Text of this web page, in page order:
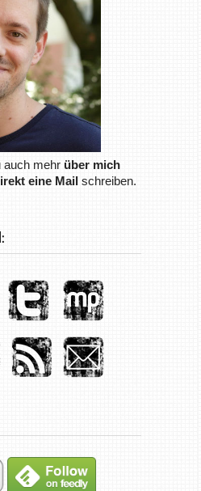
auch mehr über mich
eine Mailschreiben.